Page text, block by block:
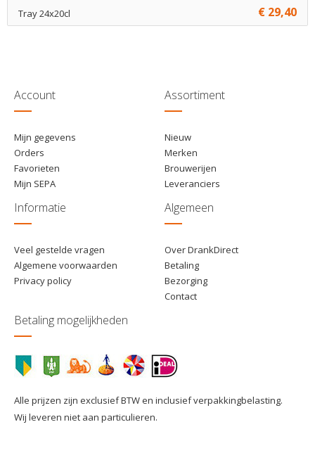
Tray 24x20cl € 29,40
Account
Mijn gegevens
Orders
Favorieten
Mijn SEPA
Assortiment
Nieuw
Merken
Brouwerijen
Leveranciers
Informatie
Veel gestelde vragen
Algemene voorwaarden
Privacy policy
Algemeen
Over DrankDirect
Betaling
Bezorging
Contact
Betaling mogelijkheden
Alle prijzen zijn exclusief BTW en inclusief verpakkingbelasting.
Wij leveren niet aan particulieren.